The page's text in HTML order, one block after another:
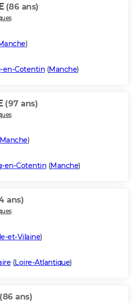
(86 ans)
)
en-Cotentin (Manche)
(97 ans)
)
en-Cotentin (Manche)
ans)
et-Vilaine)
(Loire-Atlantique)
(86 ans)